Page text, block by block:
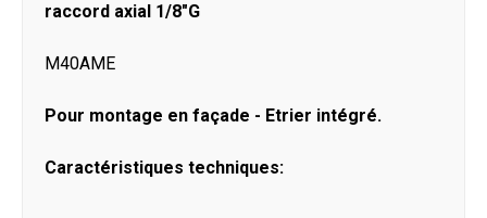
raccord axial 1/8"G
M40AME
Pour montage en façade - Etrier intégré.
Caractéristiques techniques: